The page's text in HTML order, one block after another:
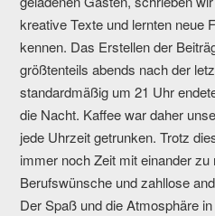
kreative Texte und lernten neue
kennen. Das Erstellen der
größtenteils abends nach der
standardmäßig um 21 Uhr
die Nacht. Kaffee war daher
jede Uhrzeit getrunken. Trotz
immer noch Zeit mit einander zu
Berufswünsche und zahllose
Der Spaß und die Atmosphäre